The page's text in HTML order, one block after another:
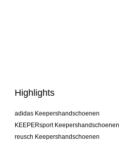
Highlights
adidas Keepershandschoenen
KEEPERsport Keepershandschoenen
reusch Keepershandschoenen